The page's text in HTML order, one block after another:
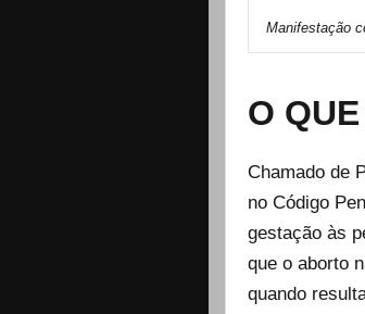
Manifestação
O
Chamado de
no Código
gestação às
que o aborto
quando